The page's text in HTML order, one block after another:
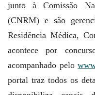
junto à Comissão
(CNRM) e são
Residência Médica,
acontece por
acompanhado pelo
portal traz todos os